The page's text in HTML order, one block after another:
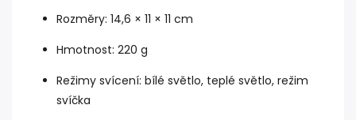
Rozměry: 14,6 × 11 × 11 cm
Hmotnost: 220 g
Režimy svícení: bílé světlo, teplé světlo, režim
svíčka